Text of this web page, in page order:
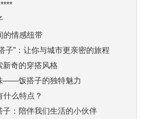
的情感纽带
子”：让你与城市更亲密的旅程
新奇的穿搭风格
——饭搭子的独特魅力
什么特点？
子：陪伴我们生活的小伙伴